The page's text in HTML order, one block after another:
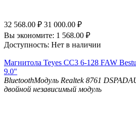
32 568.00 ₽ 31 000.00 ₽
Вы экономите: 1 568.00 ₽
Доступность: Нет в наличии
Магнитола Teyes CC3 6-128 FAW
9.0"
BluetoothМодуль Realtek 8761 DSP
двойной независимый модуль